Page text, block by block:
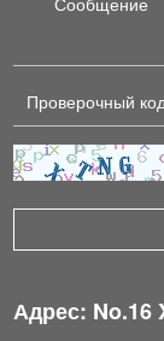
Адрес: No.16